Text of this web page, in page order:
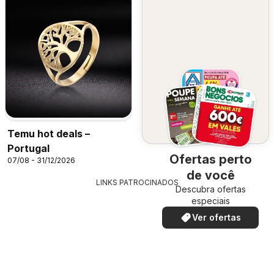
Temu hot deals –
Portugal
07/08 - 31/12/2026
Ofertas perto
de você
Descubra ofertas
especiais
Ver ofertas
LINKS PATROCINADOS